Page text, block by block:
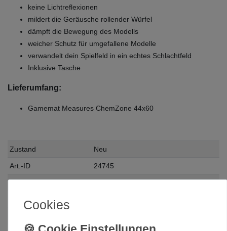
keine Lichtreflexionen
mildert die Geräusche rollender Würfel
dämpft die Bewegung des Modells
weicher Schutz für umgefallene Modelle
verwandelt dein Spielfeld in ein echtes Schlachtfeld
Inklusive Tasche
Lieferumfang:
Gamemat Measures ChemZone 44x60
Zustand Neu
Art.-ID 24745
Altersfreigabe Ohne Altersbeschränkung
Hersteller
Cookies